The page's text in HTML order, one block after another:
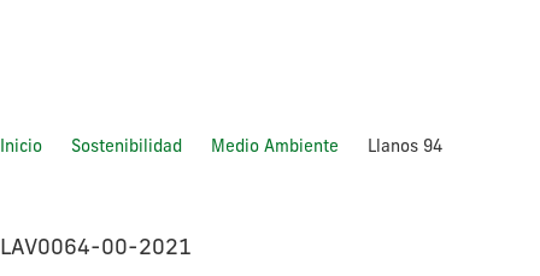
Inicio Sostenibilidad Medio Ambiente Llanos 94
LAV0064-00-2021